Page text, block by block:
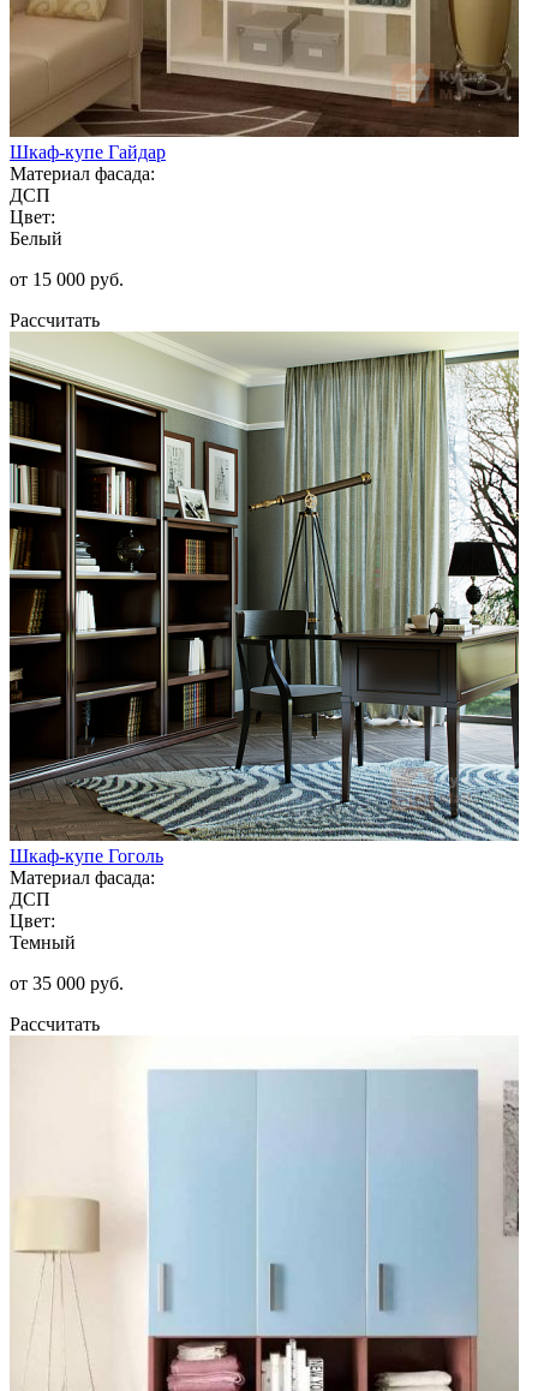
Шкаф-купе Гайдар
Материал фасада:
ДСП
Цвет:
Белый
от 15 000 руб.
Рассчитать
Шкаф-купе Гоголь
Материал фасада:
ДСП
Цвет:
Темный
от 35 000 руб.
Рассчитать